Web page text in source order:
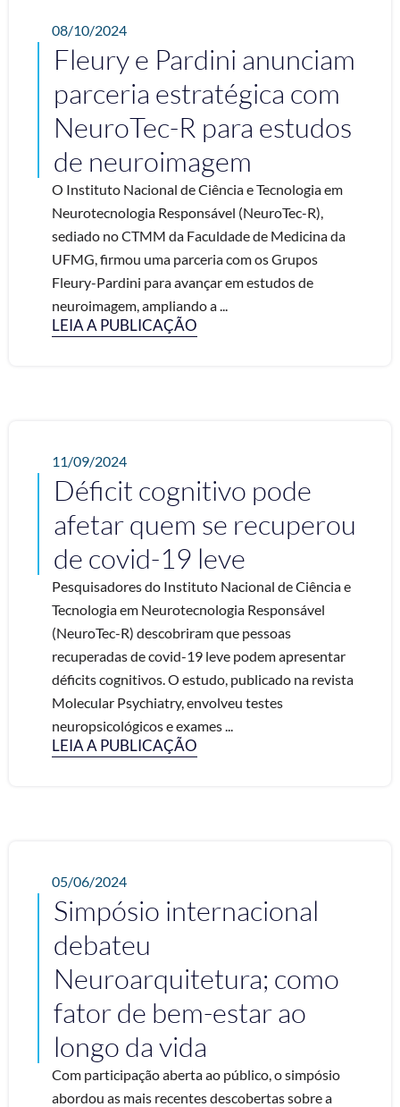
08/10/2024
Fleury e Pardini anunciam
parceria estratégica com
NeuroTec-R para estudos
de neuroimagem
O Instituto Nacional de Ciência e Tecnologia em
Neurotecnologia Responsável (NeuroTec-R),
sediado no CTMM da Faculdade de Medicina da
UFMG, firmou uma parceria com os Grupos
Fleury-Pardini para avançar em estudos de
neuroimagem, ampliando a ...
LEIA A PUBLICAÇÃO
11/09/2024
Déficit cognitivo pode
afetar quem se recuperou
de covid-19 leve
Pesquisadores do Instituto Nacional de Ciência e
Tecnologia em Neurotecnologia Responsável
(NeuroTec-R) descobriram que pessoas
recuperadas de covid-19 leve podem apresentar
déficits cognitivos. O estudo, publicado na revista
Molecular Psychiatry, envolveu testes
neuropsicológicos e exames ...
LEIA A PUBLICAÇÃO
05/06/2024
Simpósio internacional
debateu
Neuroarquitetura; como
fator de bem-estar ao
longo da vida
Com participação aberta ao público, o simpósio
abordou as mais recentes descobertas sobre a